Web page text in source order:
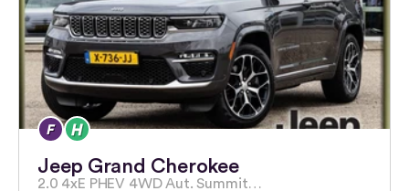
Jeep Grand Cherokee
2.0 4xE PHEV 4WD Aut. Summit…